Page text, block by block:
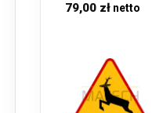
79,00 zł